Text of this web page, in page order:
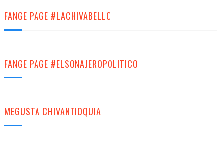
FANGE PAGE #LACHIVABELLO
FANGE PAGE #ELSONAJEROPOLITICO
MEGUSTA CHIVANTIOQUIA